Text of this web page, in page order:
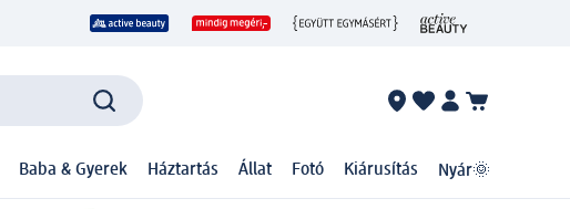
Baba & Gyerek Háztartás Állat Fotó Kiárusítás Nyár🌞